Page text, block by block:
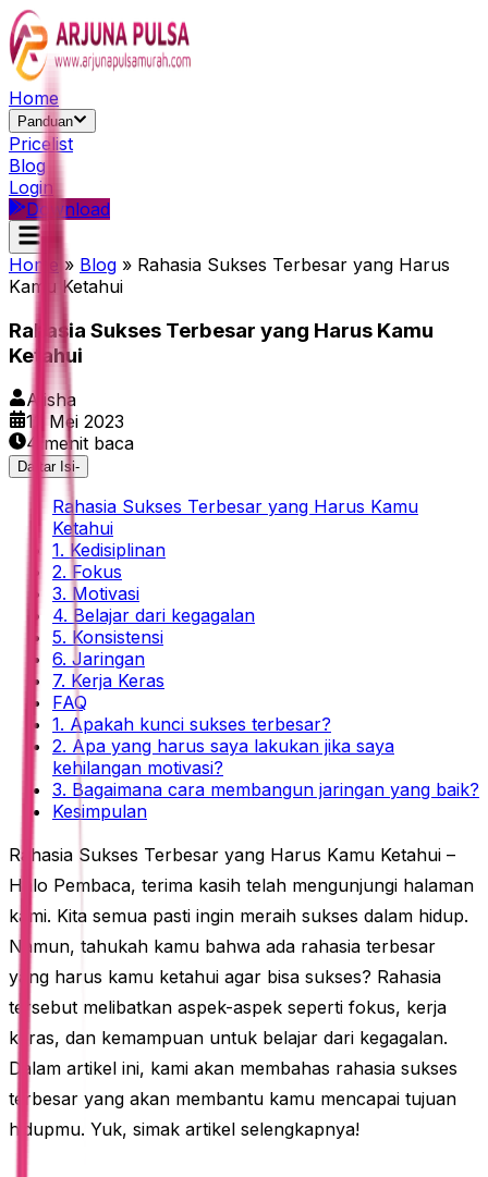
Home
Panduan
Pricelist
Blog
Login
Download
Home » Blog » Rahasia Sukses Terbesar yang Harus
Kamu Ketahui
Rahasia Sukses Terbesar yang Harus Kamu
Ketahui
Alisha
12 Mei 2023
4 menit baca
Daftar Isi-
Rahasia Sukses Terbesar yang Harus Kamu
Ketahui
1. Kedisiplinan
2. Fokus
3. Motivasi
4. Belajar dari kegagalan
5. Konsistensi
6. Jaringan
7. Kerja Keras
FAQ
1. Apakah kunci sukses terbesar?
2. Apa yang harus saya lakukan jika saya
kehilangan motivasi?
3. Bagaimana cara membangun jaringan yang baik?
Kesimpulan
Rahasia Sukses Terbesar yang Harus Kamu Ketahui –
Halo Pembaca, terima kasih telah mengunjungi halaman
kami. Kita semua pasti ingin meraih sukses dalam hidup.
Namun, tahukah kamu bahwa ada rahasia terbesar
yang harus kamu ketahui agar bisa sukses? Rahasia
tersebut melibatkan aspek-aspek seperti fokus, kerja
keras, dan kemampuan untuk belajar dari kegagalan.
Dalam artikel ini, kami akan membahas rahasia sukses
terbesar yang akan membantu kamu mencapai tujuan
hidupmu. Yuk, simak artikel selengkapnya!